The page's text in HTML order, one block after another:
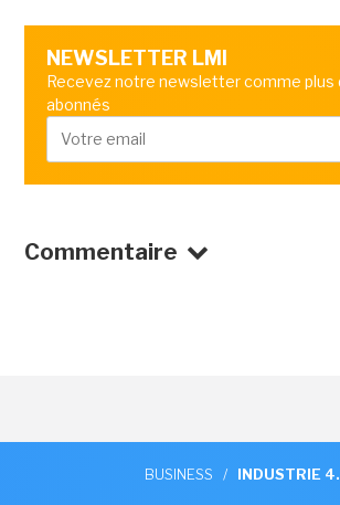
NEWSLETTER LMI
Recevez notre newsletter comme
abonnés
Commentaire
BUSINESS / INDUSTRIE